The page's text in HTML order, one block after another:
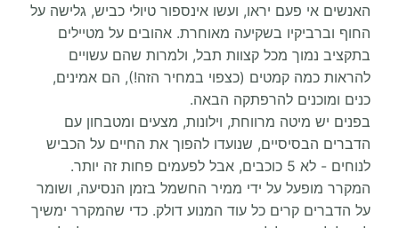
האנשים אי פעם יראו, ועשו אינספור טיולי כביש, גלישה על
החוף וברביקיו בשקיעה מאוחרת. אהובים על מטיילים
בתקציב נמוך מכל קצוות תבל, ולמרות שהם עשויים
להראות כמה קמטים (כצפוי במחיר הזה!), הם אמינים,
כנים ומוכנים להרפתקה הבאה.
בפנים יש מיטה מרווחת, וילונות, מצעים ומטבחון עם
הדברים הבסיסיים, שנועדו להפוך את החיים על הכביש
לנוחים - לא 5 כוכבים, אבל לפעמים פחות זה יותר.
המקרר מופעל על ידי ממיר החשמל בזמן הנסיעה, ושומר
על הדברים קרים כל עוד המנוע דולק. כדי שהמקרר ימשיך